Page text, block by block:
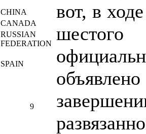
CHINA
CANADA
RUSSIAN
FEDERATION
SPAIN
9
вот, в